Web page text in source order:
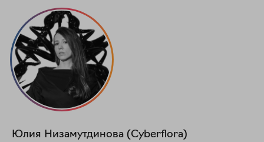
Юлия Низамутдинова (Cyberflora)